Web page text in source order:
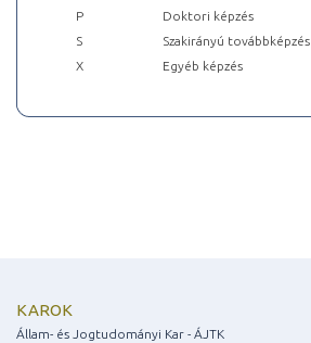
P
Doktori képzés
S
Szakirányú továbbképzés
X
Egyéb képzés
KAROK
Állam- és Jogtudományi Kar - ÁJTK